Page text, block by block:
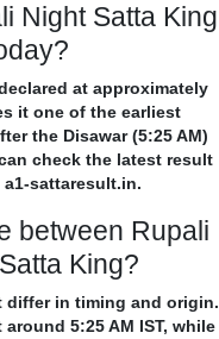
Night Satta King
at approximately
it one of the earliest
the Disawar (5:25 AM)
check the latest result
sattaresult.in.
between Rupali
King?
differ in timing and origin.
5:25 AM IST, while